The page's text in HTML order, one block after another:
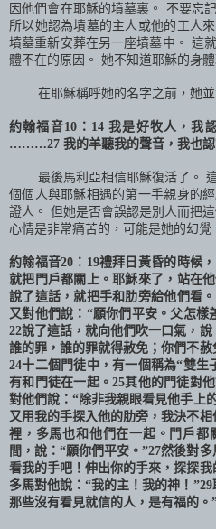
因他們會在耶穌的墳墓裏。 不要忘
所以她認為墳墓的主人或他的工人
墳墓重新安葬在另一座墳墓中。 這
體不在的原因。 她不知道耶穌的身體
在耶穌稱呼她的名字之前，她
約翰福音10： 14我是好牧人，我
………27 我的羊聽我的聲音，我也
最後馬利亞相信耶穌復活了。
個個人與耶穌相遇的第一手親身的
證人。 但她是否會誤認是別人而把
心情是非常痛苦的，可能是她的幻覺
約翰福音20 ： 19禮拜日黃昏的時候
就把門戶都關上。耶穌來了，站在
說了這話，就把手和肋旁給他們看
又對他們說：“願你們平安。父怎樣
22說了這話，就向他們吹一口氣，說
誰的罪，誰的罪就得赦免；你們不
24十二個門徒中，有一個稱為“雙生
有和門徒在一起。25其他的門徒對
對他們說：“除非我親眼看見他手上
又用我的手探入他的肋旁，我決不相
裡，多馬也和他們在一起。門戶都
間，說：“願你們平安。”27然後對多
看我的手吧！伸出你的手來，探探
多馬對他說：“我的主！我的神！”29
那些沒有看見就信的人，是有福的。